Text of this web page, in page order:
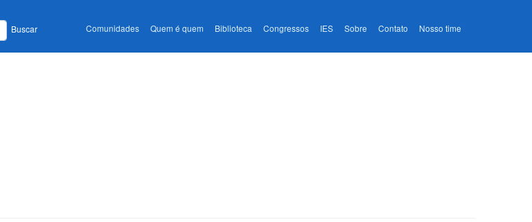
Buscar Comunidades Quem é quem Biblioteca Congressos IES Sobre Contato Nosso time